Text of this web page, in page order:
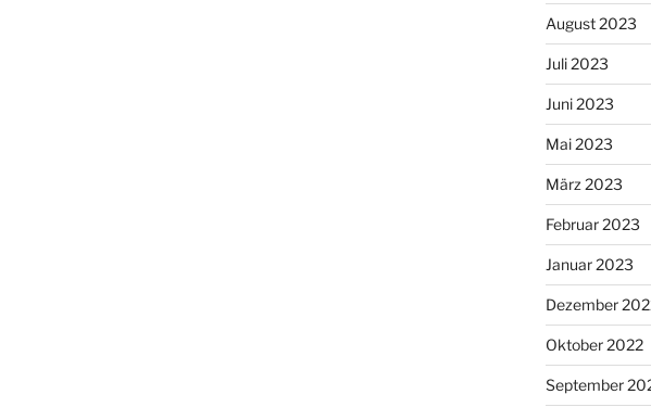
August 2023
Juli 2023
Juni 2023
Mai 2023
März 2023
Februar 2023
Januar 2023
Dezember
Oktober 2022
September